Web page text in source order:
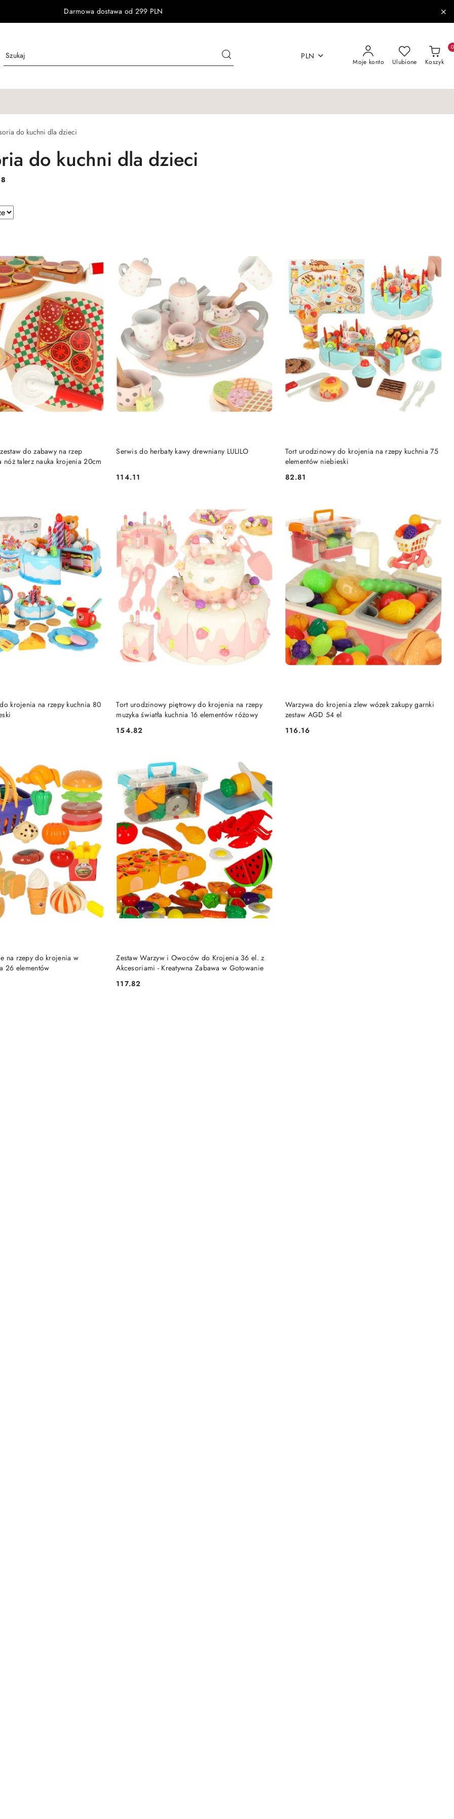
Darmowa dostawa od 299 PLN
PLN
Moje konto Ulubione Koszyk
0
do kuchni dla dzieci
do kuchni dla dzieci
8
do zabawy na rzep
nóż talerz nauka krojenia 20cm
DO KOSZYKA Serwis do herbaty kawy drewniany LULILO
Cena:
114.11
DO KOSZYKA
Tort urodzinowy do krojenia na rzepy kuchnia 75
elementów niebieski
Cena:
82.81
DO KOSZYKA
krojenia na rzepy kuchnia 80
DO KOSZYKA
Tort urodzinowy piętrowy do krojenia na rzepy
muzyka światła kuchnia 16 elementów różowy
Cena:
154.82
DO KOSZYKA
Warzywa do krojenia zlew wózek zakupy garnki
zestaw AGD 54 el
Cena:
116.16
DO KOSZYKA
na rzepy do krojenia w
26 elementów
DO KOSZYKA
Zestaw Warzyw i Owoców do Krojenia 36 el. z
Akcesoriami - Kreatywna Zabawa w Gotowanie
Cena:
117.82
DO KOSZYKA